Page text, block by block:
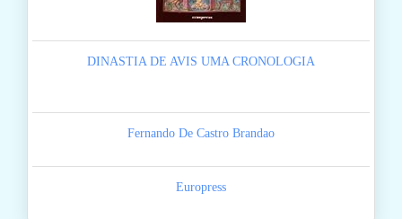
DINASTIA DE AVIS UMA CRONOLOGIA
Fernando De Castro Brandao
Europress